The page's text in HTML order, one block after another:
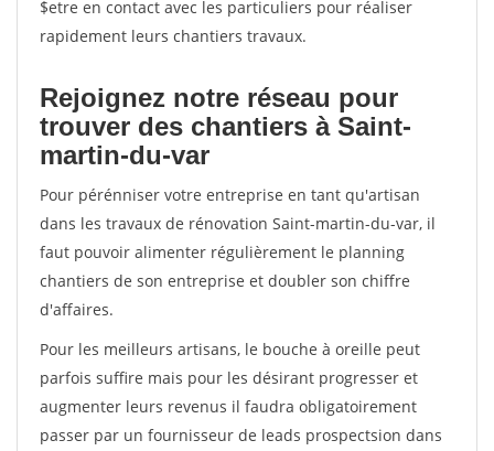
$etre en contact avec les particuliers pour réaliser
rapidement leurs chantiers travaux.
Rejoignez notre réseau pour
trouver des chantiers à Saint-
martin-du-var
Pour pérénniser votre entreprise en tant qu'artisan
dans les travaux de rénovation Saint-martin-du-var, il
faut pouvoir alimenter régulièrement le planning
chantiers de son entreprise et doubler son chiffre
d'affaires.
Pour les meilleurs artisans, le bouche à oreille peut
parfois suffire mais pour les désirant progresser et
augmenter leurs revenus il faudra obligatoirement
passer par un fournisseur de leads prospectsion dans